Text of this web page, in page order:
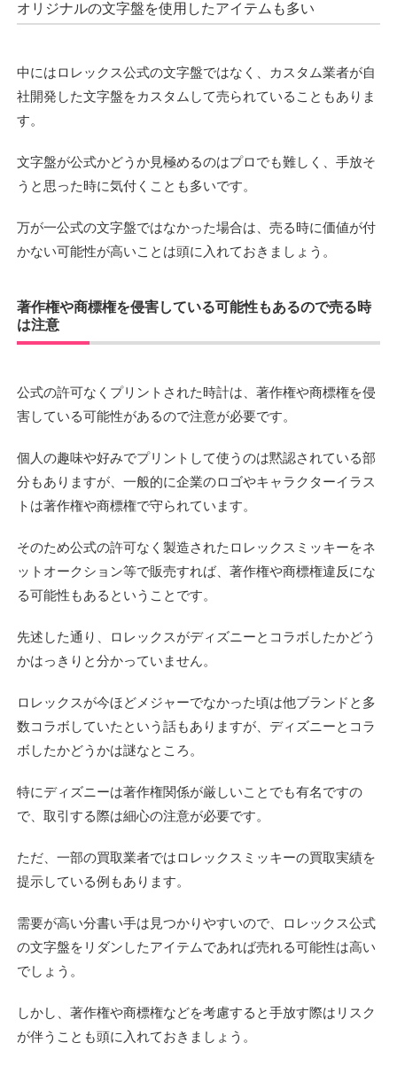
オリジナルの文字盤を使用したアイテムも多い
中にはロレックス公式の文字盤ではなく、カスタム業者が自
社開発した文字盤をカスタムして売られていることもありま
す。
文字盤が公式かどうか見極めるのはプロでも難しく、手放そ
うと思った時に気付くことも多いです。
万が一公式の文字盤ではなかった場合は、売る時に価値が付
かない可能性が高いことは頭に入れておきましょう。
著作権や商標権を侵害している可能性もあるので売る時
は注意
公式の許可なくプリントされた時計は、著作権や商標権を侵
害している可能性があるので注意が必要です。
個人の趣味や好みでプリントして使うのは黙認されている部
分もありますが、一般的に企業のロゴやキャラクターイラス
トは著作権や商標権で守られています。
そのため公式の許可なく製造されたロレックスミッキーをネ
ットオークション等で販売すれば、著作権や商標権違反にな
る可能性もあるということです。
先述した通り、ロレックスがディズニーとコラボしたかどう
かはっきりと分かっていません。
ロレックスが今ほどメジャーでなかった頃は他ブランドと多
数コラボしていたという話もありますが、ディズニーとコラ
ボしたかどうかは謎なところ。
特にディズニーは著作権関係が厳しいことでも有名ですの
で、取引する際は細心の注意が必要です。
ただ、一部の買取業者ではロレックスミッキーの買取実績を
提示している例もあります。
需要が高い分書い手は見つかりやすいので、ロレックス公式
の文字盤をリダンしたアイテムであれば売れる可能性は高い
でしょう。
しかし、著作権や商標権などを考慮すると手放す際はリスク
が伴うことも頭に入れておきましょう。